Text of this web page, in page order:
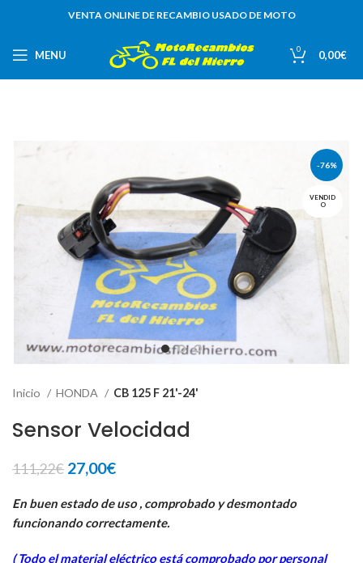
VENTA ONLINE DE RECAMBIO USADO DE MOTO
MENU 0 0,00€
-76%
VENDID
O
Inicio HONDA CB 125 F 21'-24'
Sensor Velocidad
111,22€ El
original
era:
27,00€El
actual
es:
En buen estado de uso , comprobado y desmontado
funcionando correctamente.
( Todo el material eléctrico está comprobado por personal